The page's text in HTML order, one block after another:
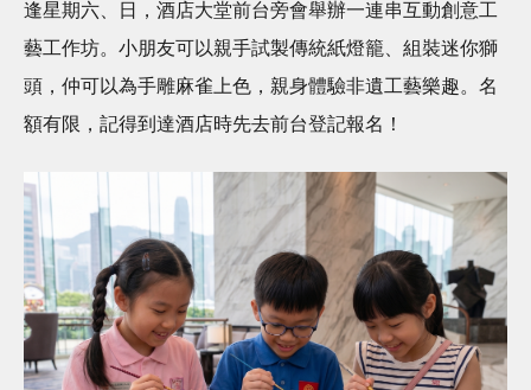
逢星期六、日，酒店大堂前台旁會舉辦一連串互動創意工
藝工作坊。小朋友可以親手試製傳統紙燈籠、組裝迷你獅
頭，仲可以為手雕麻雀上色，親身體驗非遺工藝樂趣。名
額有限，記得到達酒店時先去前台登記報名！